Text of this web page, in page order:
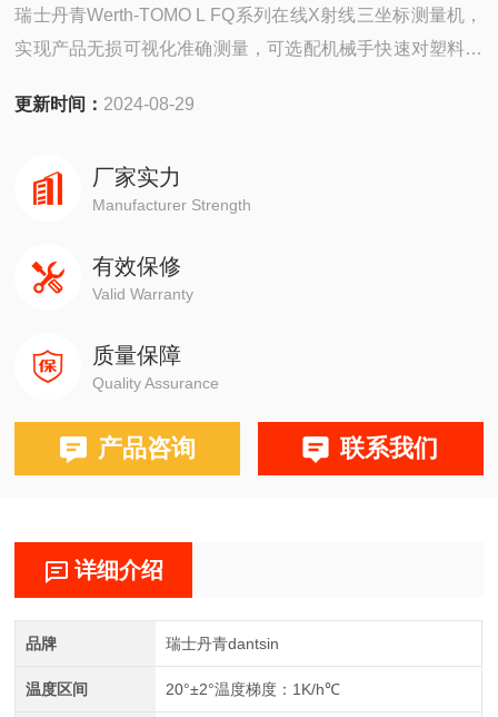
瑞士丹青Werth-TOMO L FQ系列在线X射线三坐标测量机，
实现产品无损可视化准确测量，可选配机械手快速对塑料、
件进行全尺寸测量、内部装配评估、无损检测。广泛的模具
同应用领域测量需求。整个测量过程无需特殊夹具及复杂的
编程便可满足高效、快速
更新时间： 2024-08-29
厂家实力
Manufacturer Strength
有效保修
Valid Warranty
质量保障
Quality Assurance
产品咨询 联系我们
详细介绍
品牌 瑞士丹青dantsin
温度区间 20°±2°温度梯度：1K/h℃